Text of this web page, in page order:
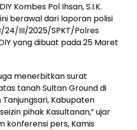
Kombes Pol Ihsan, S.I.K.
berawal dari laporan polisi
24/III/2025/SPKT/Polres
yang dibuat pada 25 Maret
menerbitkan surat
tanah Sultan Ground di
Kabupaten
pihak Kasultanan,” ujar
konferensi pers, Kamis